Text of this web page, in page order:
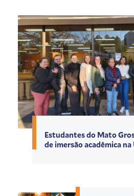
Estudantes do Mato
de imersão acadêmica